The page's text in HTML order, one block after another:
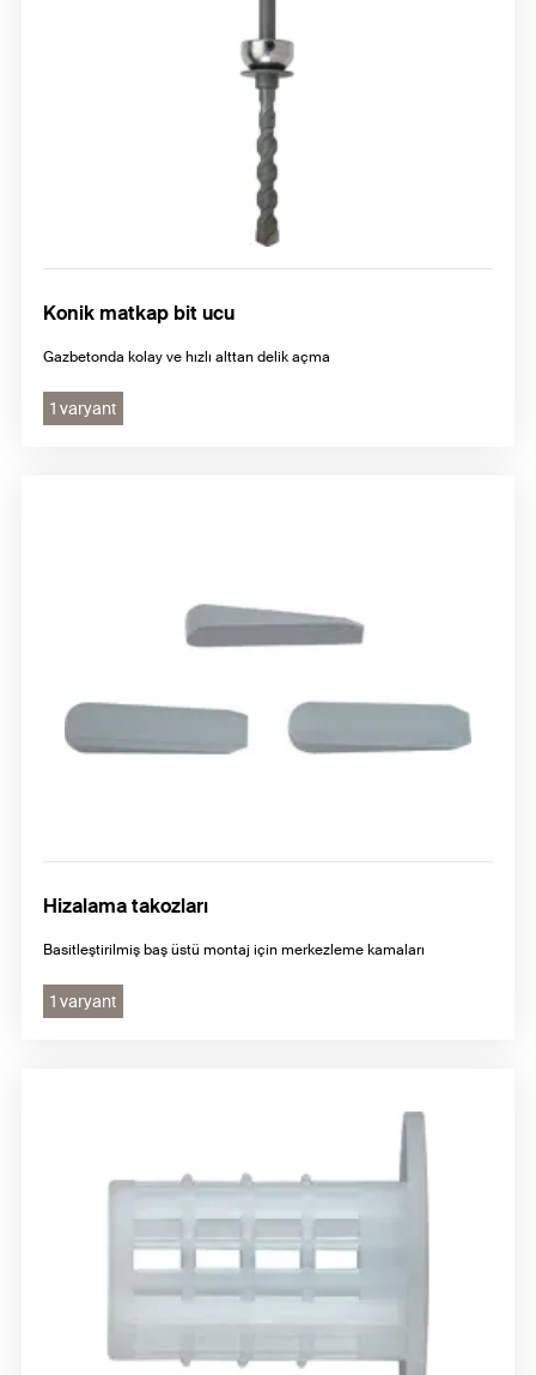
Konik matkap bit ucu
Gazbetonda kolay ve hızlı alttan delik açma
1 varyant
Hizalama takozları
Basitleştirilmiş baş üstü montaj için merkezleme kamaları
1 varyant